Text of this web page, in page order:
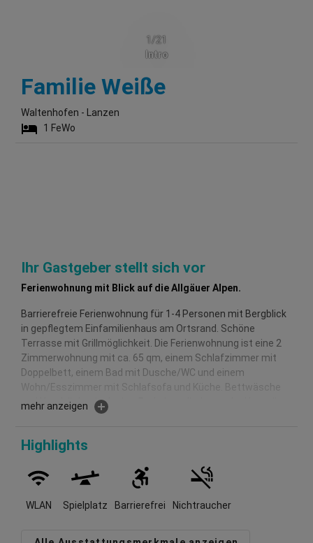
1/21
Intro
Familie WeißeWaltenhofen
Waltenhofen - Lanzen
1 FeWo
Ihr Gastgeber stellt sich vor
Ferienwohnung mit Blick auf die Allgäuer Alpen.
Barrierefreie Ferienwohnung für 1-4 Personen mit Bergblick
in gepflegtem Einfamilienhaus am Ortsrand. Schöne
Terrasse mit Grillmöglichkeit. Die Ferienwohnung ist eine 2
Zimmerwohnung mit ca. 65 qm, einem Schlafzimmer mit
Doppelbett, einem Bad mit Dusche/WC und einem
Wohn/Esszimmer mit Schlafsofa und Küche. Bettwäsche
und Handtücher inclusive. Parkplatz direkt vor der Haustür.
Dusche, WC, verstellbarem Spiegel und Waschmaschine,
Eßzimmer (Schlafsofa) mit Küche und einer Terrasse mit
Grillmöglichkeit. Die Gesamte Wohnung ist barrierefrei und
für Rollstuhlfahrer geeignet. Die Fenster der Ferienwohnung
mehr anzeigen
Highlights
WLAN Spielplatz Barrierefrei Nichtraucher